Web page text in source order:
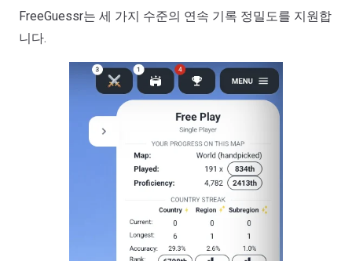
FreeGuessr는 세 가지 수준의 연속 기록 정밀도를 지원합
니다.